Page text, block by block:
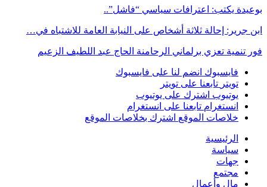
بوعيدة يكتب: اعترافات سياسي “فاشل”..
ابن جرير: إحالة ثلاثة أشخاص على النيابة العامة للاشتباه في…
فور تنمية تعزي برلماني الرحامنة الحاج عبد اللطيف الزعيم
فايسبوك انضم لنا على فايسبوك
تويتر تابعنا على تويتر
يوتيوب اشترك على يوتيوب
انستغرام تابعنا على انستغرام
خلاصات الموقع اشترك بخلاصات الموقع
الرئيسية
سياسة
جهات
مجتمع
مال وأعمال